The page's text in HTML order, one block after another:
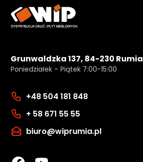
Grunwaldzka 137, 84-230 Rumia
Poniedziałek – Piątek 7:00-15:00
+48 504 181 848
+ 58 671 55 55
biuro@wiprumia.pl